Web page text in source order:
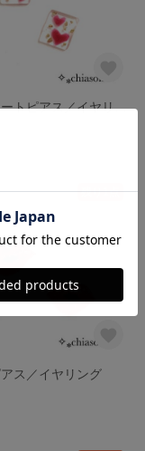
クリアハートピアス／イヤリング
残り1点
ス／イヤリング